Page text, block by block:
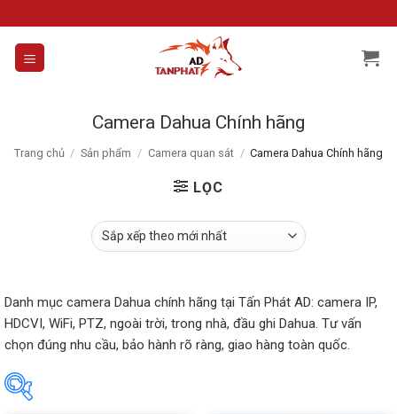
to
content
Camera Dahua Chính hãng
Trang chủ / Sản phẩm / Camera quan sát / Camera Dahua Chính hãng
LỌC
Danh mục camera Dahua chính hãng tại Tấn Phát AD: camera IP,
HDCVI, WiFi, PTZ, ngoài trời, trong nhà, đầu ghi Dahua. Tư vấn
chọn đúng nhu cầu, bảo hành rõ ràng, giao hàng toàn quốc.